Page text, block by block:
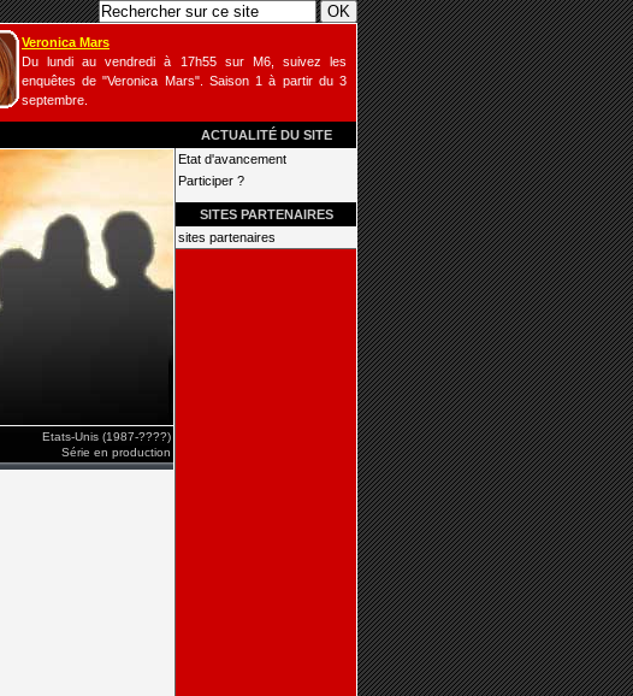
Veronica Mars
Du lundi au vendredi à 17h55 sur M6, suivez les
enquêtes de "Veronica Mars". Saison 1 à partir du 3
septembre.
ACTUALITÉ DU SITE
Etats-Unis (1987-????)
Série en production
Etat d'avancement
Participer ?
SITES PARTENAIRES
sites partenaires